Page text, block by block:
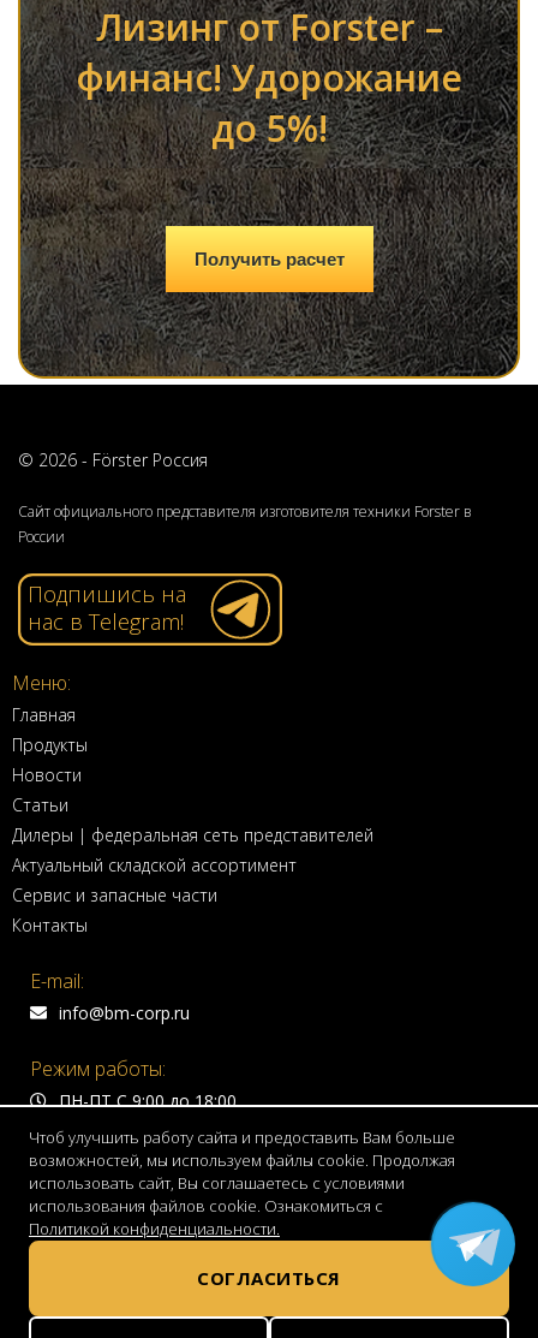
Лизинг от Forster –
финанс! Удорожание
до 5%!
Получить расчет
© 2026 - Förster Россия
Сайт официального представителя изготовителя техники Forster в
России
Подпишись на
нас в Telegram!
Меню:
Главная
Продукты
Новости
Статьи
Дилеры | федеральная сеть представителей
Актуальный складской ассортимент
Сервис и запасные части
Контакты
E-mail:
info@bm-corp.ru
Режим работы:
ПН-ПТ С 9:00 до 18:00
Адрес:
150999 г. Ярославль,
Волжская набережная, д. 4
Чтоб улучшить работу сайта и предоставить Вам больше
возможностей, мы используем файлы cookie. Продолжая
использовать сайт, Вы соглашаетесь с условиями
использования файлов cookie. Ознакомиться с
Политикой конфиденциальности.
СОГЛАСИТЬСЯ